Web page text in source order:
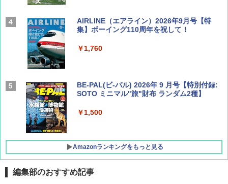
AIRLINE（エアライン）2026年9月号【特
集】ボーイング110周年を祝して！
￥1,760
BE-PAL(ビ-パル) 2026年 9 月号【特別付録:
SOTO ミニマル"旅"財布 ランダム2種】
￥1,500
Amazonランキングをもっと見る
編集部のおすすめ記事